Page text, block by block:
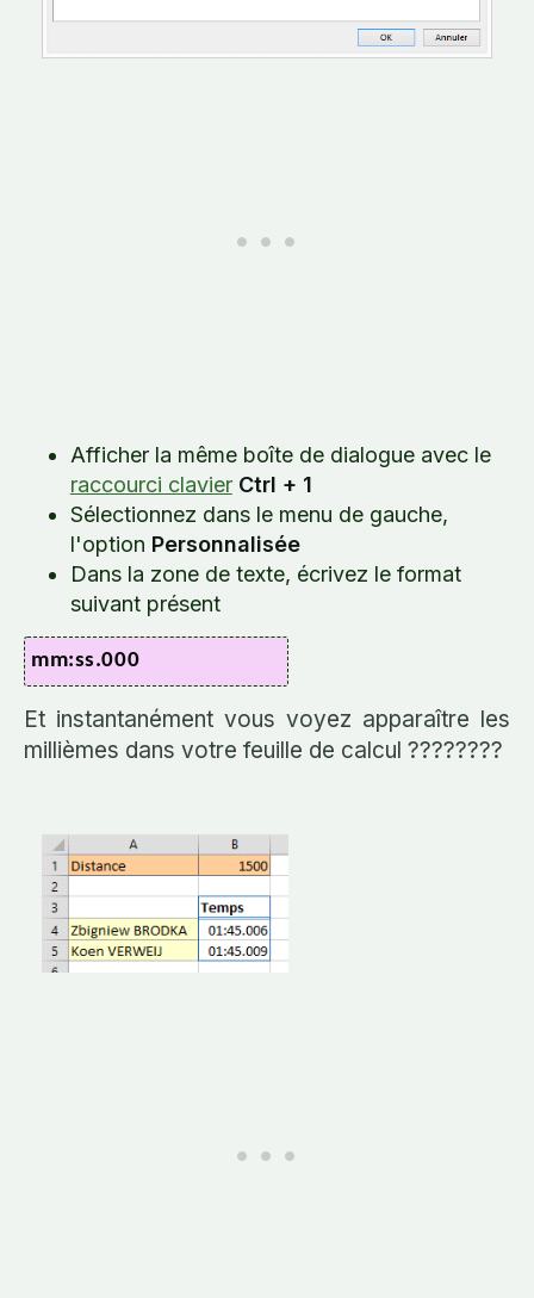
Afficher la même boîte de dialogue avec le
raccourci clavierCtrl + 1
Sélectionnez dans le menu de gauche,
l'option Personnalisée
Dans la zone de texte, écrivez le format
suivant présent
mm:ss.000
Et instantanément vous voyez apparaître les
millièmes dans votre feuille de calcul ????????